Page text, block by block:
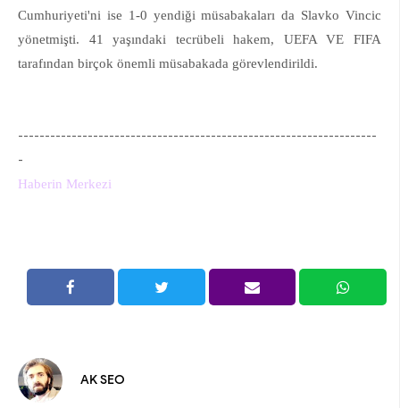
Cumhuriyeti'ni ise 1-0 yendiği müsabakaları da Slavko Vincic
yönetmişti. 41 yaşındaki tecrübeli hakem, UEFA VE FIFA
tarafından birçok önemli müsabakada görevlendirildi.
-------------------------------------------------------------------
-
Haberin Merkezi
AK SEO